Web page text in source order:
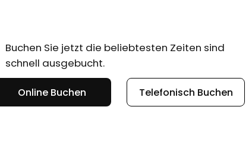
Buchen Sie jetzt die beliebtesten Zeiten sind
schnell ausgebucht.
Online Buchen Telefonisch Buchen